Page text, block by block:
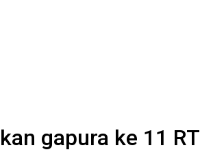
gapura ke 11 RT